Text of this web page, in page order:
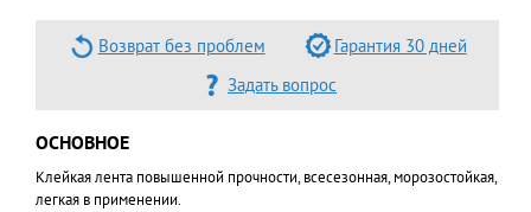
Возврат без проблем
Гарантия 30 дней
Задать вопрос
ОСНОВНОЕ
Клейкая лента повышенной прочности, всесезонная, морозостойкая,
легкая в применении.